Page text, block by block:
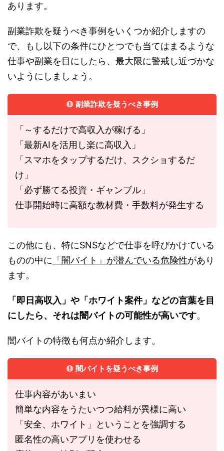
あります。
副業詐欺を疑うべき事例をいくつか紹介しますの
で、もし以下の条件にひとつでも当てはまるような
仕事や副業を目にしたら、最大限に警戒し近づかな
いようにしましょう。
副業詐欺を疑うべき事例
「～するだけで高収入が稼げる」
「最新AIを活用し楽に高収入」
「スマホをタップするだけ、スクショするだ
け」
「必ず勝てる投資・ギャンブル」
仕事開始時に高額な教材費・手数料が発生する
この他にも、特にSNSなどで仕事を呼びかけている
ものの中に 「闇バイト」が潜んでいる危険性があり
ます。
「即日高収入」や「ホワイト案件」などの言葉を目
にしたら、それは闇バイトの可能性が高いです。
闇バイトの特徴も何点か紹介します。
闇バイトを疑うべき事例
仕事内容があいまい
簡単な内容をうたいつつ給料が異様に高い
「安全、ホワイト」ということを強調する
匿名性の高いアプリを使わせる